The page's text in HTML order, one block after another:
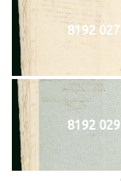
8192 027
8192 029